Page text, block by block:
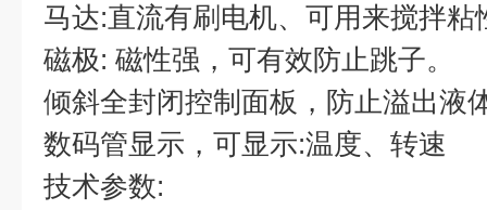
马达:直流有刷电机、可用来搅拌粘
磁极: 磁性强，可有效防止跳子。
倾斜全封闭控制面板，防止溢出液
数码管显示，可显示:温度、转速
技术参数: